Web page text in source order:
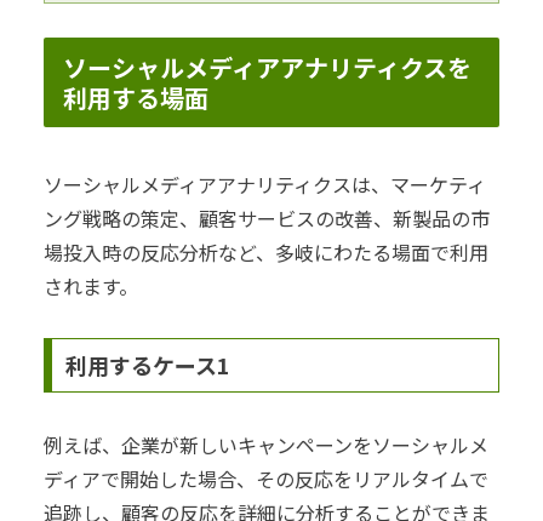
ソーシャルメディアアナリティクスを
利用する場面
ソーシャルメディアアナリティクスは、マーケティ
ング戦略の策定、顧客サービスの改善、新製品の市
場投入時の反応分析など、多岐にわたる場面で利用
されます。
利用するケース1
例えば、企業が新しいキャンペーンをソーシャルメ
ディアで開始した場合、その反応をリアルタイムで
追跡し、顧客の反応を詳細に分析することができま